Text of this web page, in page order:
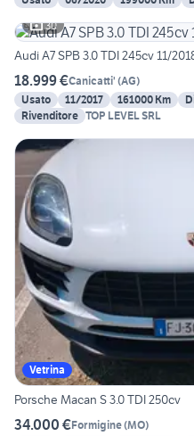
30
Audi A7 SPB 3.0 TDI 245cv 11/
18.999 €Canicatti' (AG)
Usato
11/2017 161000 Km
Rivenditore TOP LEVEL SRL
Vetrina
Porsche Macan S 3.0 TDI 250cv
34.000 €Formigine(MO)